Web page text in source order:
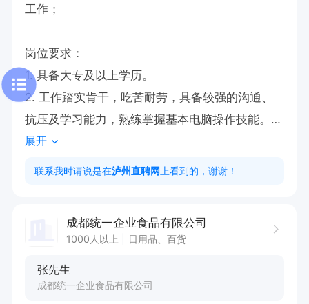
工作；
岗位要求：
1. 具备大专及以上学历。
2. 工作踏实肯干，吃苦耐劳，具备较强的沟通、
抗压及学习能力，熟练掌握基本电脑操作技能。
3. 持有小车和摩托车驾照（C1D），并能自带面包
车用于市场开发。
待遇：
展开
联系我时请说是在泸州直聘网 上看到的，谢谢！
成都统一企业食品有限公司
1000人以上 日用品、百货
张先生
成都统一企业食品有限公司